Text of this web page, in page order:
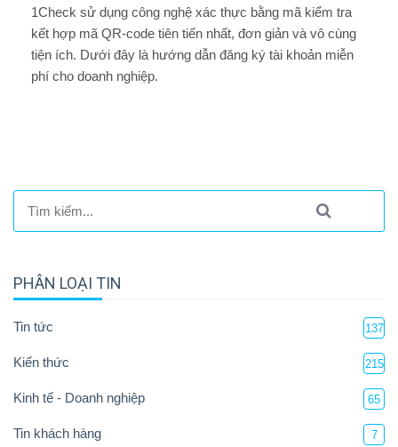
1Check sử dụng công nghệ xác thực bằng mã kiểm tra
kết hợp mã QR-code tiên tiến nhất, đơn giản và vô cùng
tiện ích. Dưới đây là hướng dẫn đăng ký tài khoản miễn
phí cho doanh nghiệp.
PHÂN LOẠI TIN
Tin tức 137
Kiến thức 215
Kinh tế - Doanh nghiệp 65
Tin khách hàng 7